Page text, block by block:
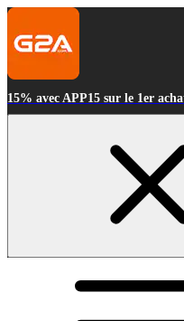
15% avec APP15 sur le 1er